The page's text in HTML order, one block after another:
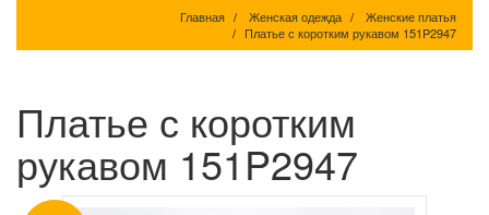
Главная Женская одежда
Женские платья
Платье с коротким рукавом 151P2947
Платье с коротким
рукавом 151P2947